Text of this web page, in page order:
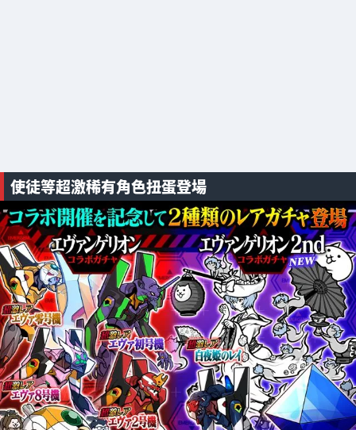
使徒等超激稀有角色扭蛋登場